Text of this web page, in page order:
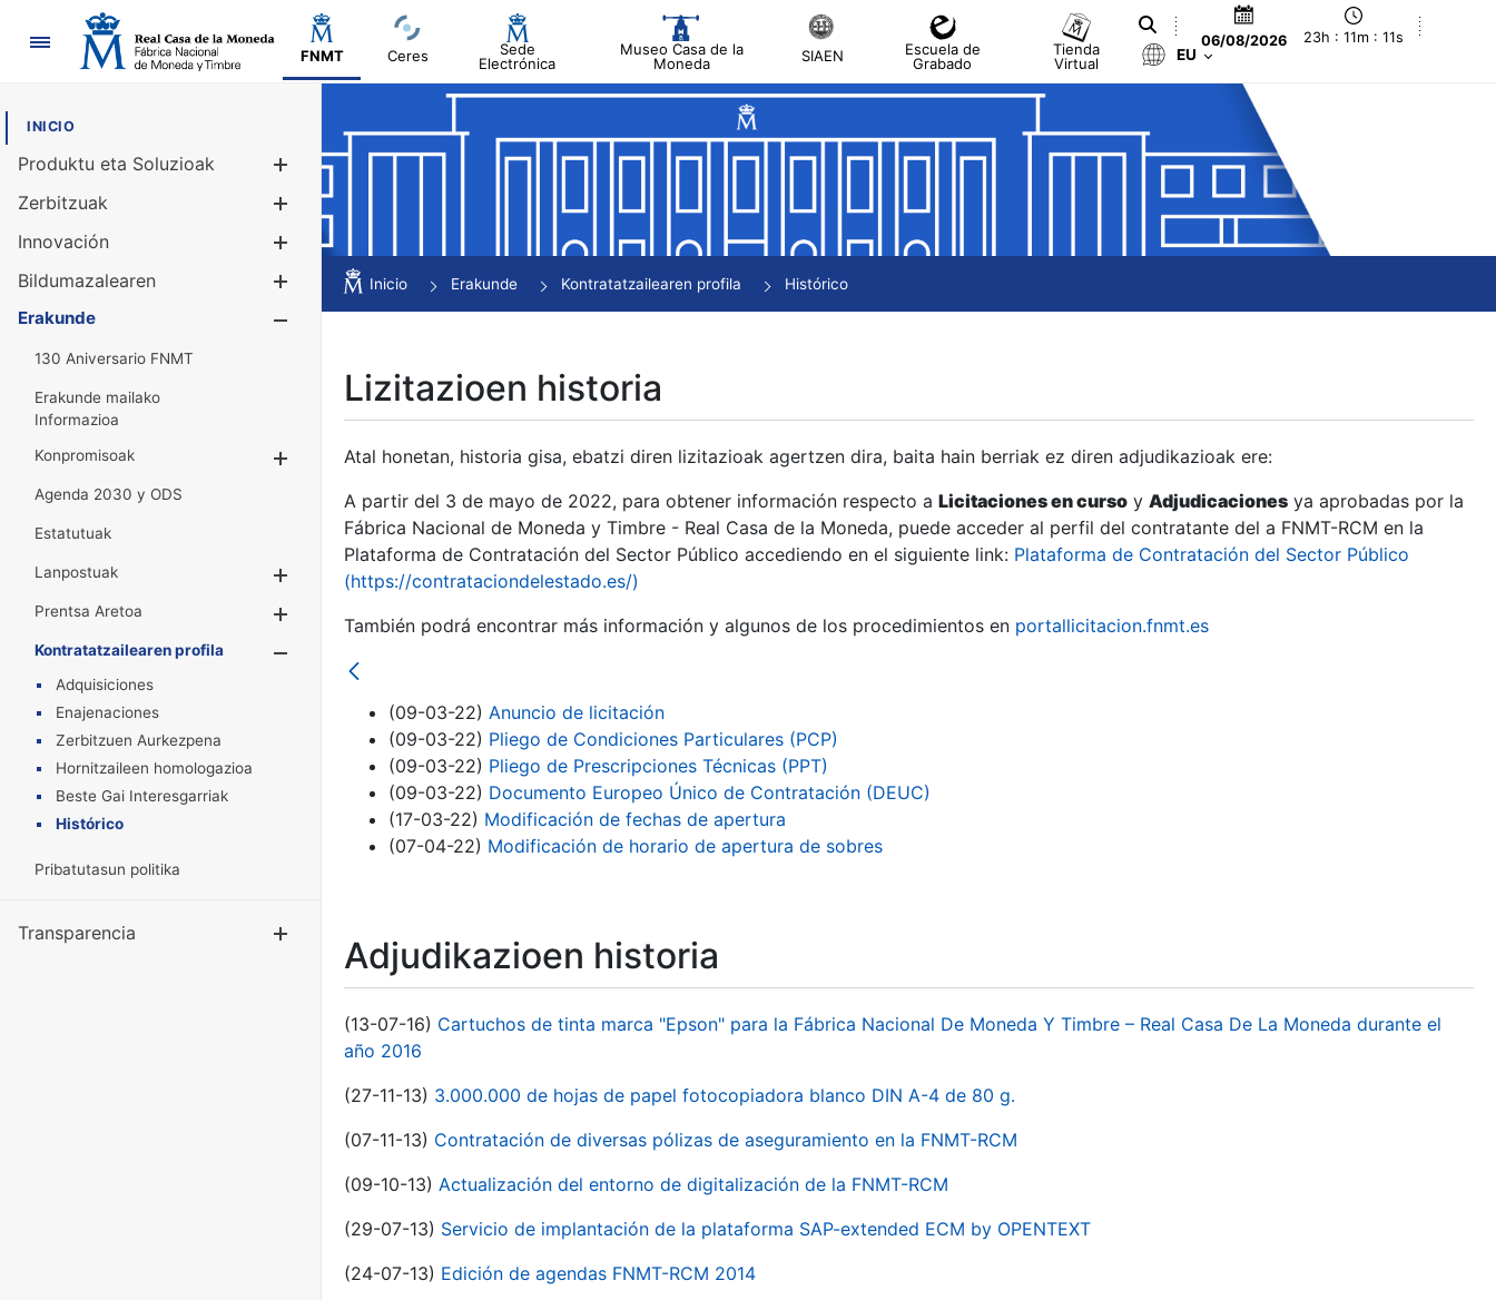
Nabigazioa
FNMT Ceres
Sede
Electrónica
Museo Casa de la
Moneda
SIAEN
Escuela de
Grabado
Tienda
Virtual
06/08/2026 23h : 11m : 11s
EU
INICIO
Produktu eta Soluzioak
Erakutsi/Ezkutatu
Zerbitzuak
Innovación
Bildumazalearen
Erakutsi/Ezkutatu
Erakunde
130 Aniversario FNMT
Erakunde mailako
Informazioa
Konpromisoak
Erakutsi/Ezkutatu
Agenda 2030 y ODS
Estatutuak
Lanpostuak
Erakutsi/Ezkutatu
Prentsa Aretoa
Erakutsi/Ezkutatu
Kontratatzailearen profila
Adquisiciones
Enajenaciones
Zerbitzuen Aurkezpena
Hornitzaileen homologazioa
Beste Gai Interesgarriak
Histórico
Pribatutasun politika
Transparencia Erakutsi/Ezkutatu
Inicio Erakunde Kontratatzailearen profila Histórico
Lizitazioen historia
Atal honetan, historia gisa, ebatzi diren lizitazioak agertzen dira, baita hain berriak ez diren adjudikazioak ere:
A partir del 3 de mayo de 2022, para obtener información respecto a Licitaciones en curso y Adjudicaciones ya aprobadas por la
Fábrica Nacional de Moneda y Timbre - Real Casa de la Moneda, puede acceder al perfil del contratante del a FNMT-RCM en la
Plataforma de Contratación del Sector Público accediendo en el siguiente link: Plataforma de Contratación del Sector Público
(https://contrataciondelestado.es/)
También podrá encontrar más información y algunos de los procedimientos en portallicitacion.fnmt.es
(09-03-22) Anuncio de licitación
(09-03-22) Pliego de Condiciones Particulares (PCP)
(09-03-22) Pliego de Prescripciones Técnicas (PPT)
(09-03-22) Documento Europeo Único de Contratación (DEUC)
(17-03-22) Modificación de fechas de apertura
(07-04-22) Modificación de horario de apertura de sobres
Adjudikazioen historia
(13-07-16) Cartuchos de tinta marca "Epson" para la Fábrica Nacional De Moneda Y Timbre – Real Casa De La Moneda durante el
año 2016
(27-11-13) 3.000.000 de hojas de papel fotocopiadora blanco DIN A-4 de 80 g.
(07-11-13) Contratación de diversas pólizas de aseguramiento en la FNMT-RCM
(09-10-13) Actualización del entorno de digitalización de la FNMT-RCM
(29-07-13) Servicio de implantación de la plataforma SAP-extended ECM by OPENTEXT
(24-07-13) Edición de agendas FNMT-RCM 2014